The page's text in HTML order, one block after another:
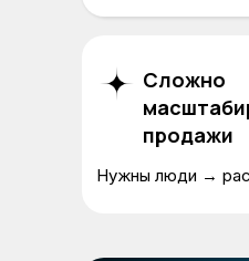
Не
по
Не понятно,
клиенты и что
Сложно
продажи
Нужны люди →